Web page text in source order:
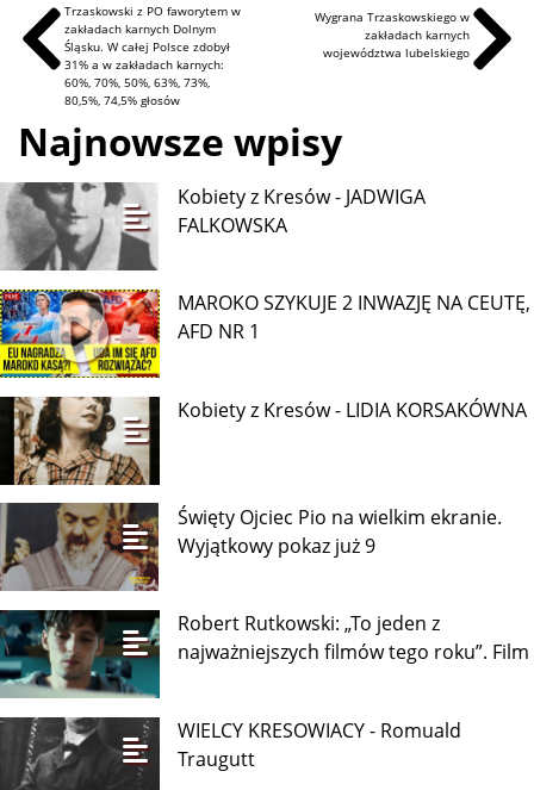
Trzaskowski z PO faworytem w
zakładach karnych Dolnym
Śląsku. W całej Polsce zdobył
31% a w zakładach karnych:
60%, 70%, 50%, 63%, 73%,
80,5%, 74,5% głosów
Wygrana Trzaskowskiego w
zakładach karnych
województwa lubelskiego
Najnowsze wpisy
Kobiety z Kresów - JADWIGA
FALKOWSKA
MAROKO SZYKUJE 2 INWAZJĘ NA CEUTĘ,
AFD NR 1
Kobiety z Kresów - LIDIA KORSAKÓWNA
Święty Ojciec Pio na wielkim ekranie.
Wyjątkowy pokaz już 9
Robert Rutkowski: „To jeden z
najważniejszych filmów tego roku”. Film
WIELCY KRESOWIACY - Romuald
Traugutt